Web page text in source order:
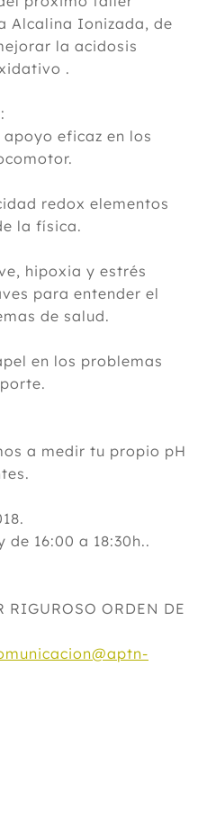
Alcalina Ionizada, de
la acidosis
.
eficaz en los
redox elementos
la física.
hipoxia y estrés
para entender el
de salud.
en los problemas
a medir tu propio pH
de 16:00 a 18:30h..
RIGUROSO ORDEN DE